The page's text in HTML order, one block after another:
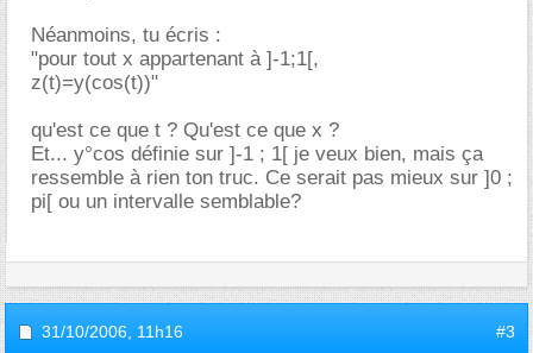
Néanmoins, tu écris :
"pour tout x appartenant à ]-1;1[,
z(t)=y(cos(t))"
qu'est ce que t ? Qu'est ce que x ?
Et... y°cos définie sur ]-1 ; 1[ je veux bien, mais ça
ressemble à rien ton truc. Ce serait pas mieux sur ]0 ;
pi[ ou un intervalle semblable?
31/10/2006, 11h16 #3